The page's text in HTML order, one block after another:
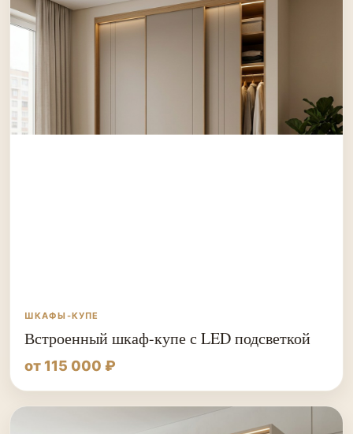
ШКАФЫ-КУПЕ
Встроенный шкаф-купе с LED подсветкой
от 115 000 ₽